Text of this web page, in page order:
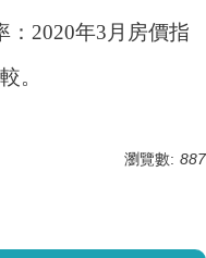
： 2020年3月房價指
。
瀏覽數: 887